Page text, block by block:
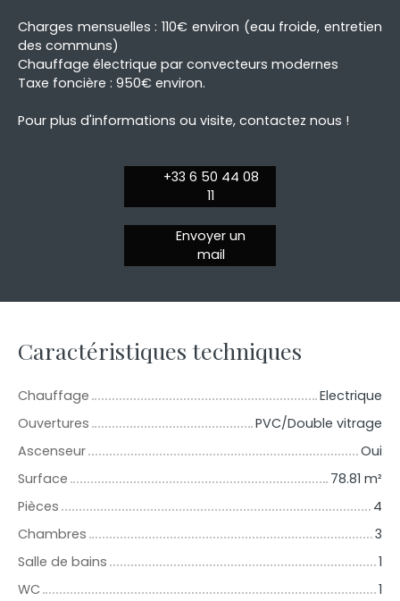
Charges mensuelles : 110€ environ (eau froide, entretien
des communs)
Chauffage électrique par convecteurs modernes
Taxe foncière : 950€ environ.
Pour plus d'informations ou visite, contactez nous !
+33 6 50 44 08
11
Envoyer un
mail
Caractéristiques techniques
Chauffage
Electrique
Ouvertures
PVC/Double vitrage
Ascenseur
Oui
Surface
78.81 m²
Pièces
4
Chambres
3
Salle de bains
1
WC
1